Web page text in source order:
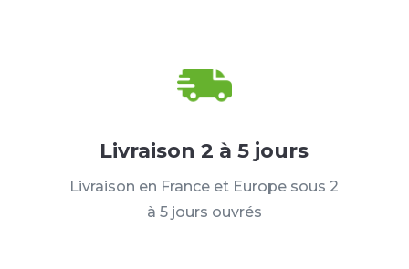
Livraison 2 à 5 jours
Livraison en France et Europe sous 2
à 5 jours ouvrés